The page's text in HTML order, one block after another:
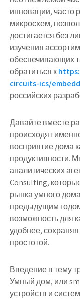
инновации, часто
микросхем,
достигается без
изучения
обеспечивающих
обратиться к
circuits-ics/
российских
Давайте вместе
происходят
восприятие дома
продуктивности.
аналитических
Consulting,
рынка умного
предыдущим
возможность для
удобнее,
простотой.
Введение в тему
Умный дом, или
устройств и